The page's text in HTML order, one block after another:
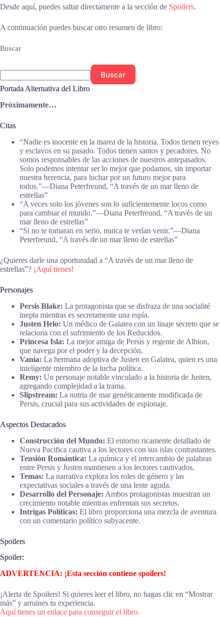
Desde aquí, puedes saltar directamente a la sección de Spoilers.
A continuación puedes buscar otro resumen de libro:
Buscar
Buscar
Portada Alternativa del Libro
Próximamente…
Citas
“Nadie es inocente en la marea de la historia. Todos tienen reyes
y esclavos en su pasado. Todos tienen santos y pecadores. No
somos responsables de las acciones de nuestros antepasados.
Solo podemos intentar ser lo mejor que podamos, sin importar
nuestra herencia, para luchar por un futuro mejor para
todos.”―Diana Peterfreund, “A través de un mar lleno de
estrellas”
“A veces solo los jóvenes son lo suficientemente locos como
para cambiar el mundo.”―Diana Peterfreund, “A través de un
mar lleno de estrellas”
“Si no te tomaran en serio, nunca te verían venir.”―Diana
Peterfreund, “A través de un mar lleno de estrellas”
¿Quieres darle una oportunidad a “A través de un mar lleno de
estrellas”? ¡Aquí tienes!
Personajes
Persis Blake: La protagonista que se disfraza de una socialité
inepta mientras es secretamente una espía.
Justen Helo: Un médico de Galatea con un linaje secreto que se
relaciona con el sufrimiento de los Reducidos.
Princesa Isla: La mejor amiga de Persis y regente de Albion,
que navega por el poder y la decepción.
Vania: La hermana adoptiva de Justen en Galatea, quien es una
inteligente miembro de la lucha política.
Remy: Un personaje notable vinculado a la historia de Justen,
agregando complejidad a la trama.
Slipstream: La nutria de mar genéticamente modificada de
Persis, crucial para sus actividades de espionaje.
Aspectos Destacados
Construcción del Mundo: El entorno ricamente detallado de
Nueva Pacifica cautiva a los lectores con sus islas contrastantes.
Tensión Romántica: La química y el intercambio de palabras
entre Persis y Justen mantienen a los lectores cautivados.
Temas: La narrativa explora los roles de género y las
expectativas sociales a través de una lente aguda.
Desarrollo del Personaje: Ambos protagonistas muestran un
crecimiento notable mientras enfrentan sus secretos.
Intrigas Políticas: El libro proporciona una mezcla de aventura
con un comentario político subyacente.
Spoilers
Spoiler:
ADVERTENCIA: ¡Esta sección contiene spoilers!
¡Alerta de Spoilers! Si quieres leer el libro, no hagas clic en “Mostrar
más” y arruines tu experiencia.
Aquí tienes un enlace para conseguir el libro.